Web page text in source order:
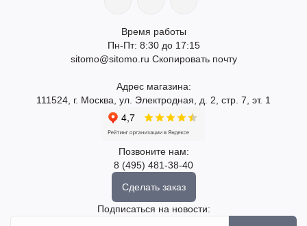
Время работы
Пн-Пт: 8:30 до 17:15
sitomo@sitomo.ru Скопировать почту
Адрес магазина:
111524, г. Москва, ул. Электродная, д. 2, стр. 7, эт. 1
Позвоните нам:
8 (495) 481-38-40
Сделать заказ
Подписаться на новости: